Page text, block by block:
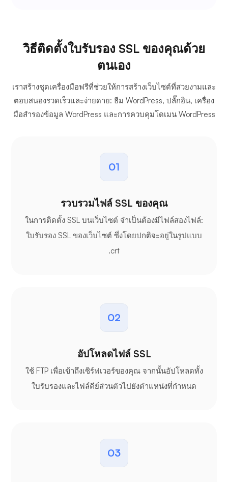
วิธีติดตั้งใบรับรอง SSL ของคุณด้วย
ตนเอง
เราสร้างชุดเครื่องมือฟรีที่ช่วยให้การสร้างเว็บไซต์ที่สวยงามและ
ตอบสนองรวดเร็วและง่ายดาย: ธีม WordPress, ปลั๊กอิน, เครื่อง
มือสำรองข้อมูล WordPress และการควบคุมโดเมน WordPress
01
รวบรวมไฟล์ SSL ของคุณ
ในการติดตั้ง SSL บนเว็บไซต์ จำเป็นต้องมีไฟล์สองไฟล์:
ใบรับรอง SSL ของเว็บไซต์ ซึ่งโดยปกติจะอยู่ในรูปแบบ
.crt
02
อัปโหลดไฟล์ SSL
ใช้ FTP เพื่อเข้าถึงเซิร์ฟเวอร์ของคุณ จากนั้นอัปโหลดทั้ง
ใบรับรองและไฟล์คีย์ส่วนตัวไปยังตำแหน่งที่กำหนด
03